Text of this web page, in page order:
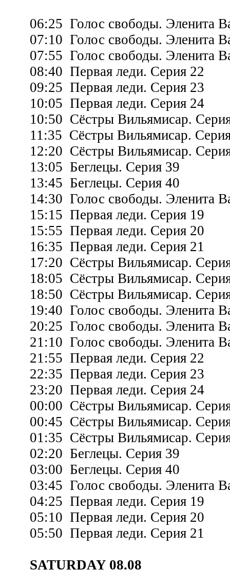
06:25 Голос свободы. Эленита
07:10 Голос свободы. Эленита
07:55 Голос свободы. Эленита
08:40 Первая леди. Серия 22
09:25 Первая леди. Серия 23
10:05 Первая леди. Серия 24
10:50 Сёстры Вильямисар.
11:35 Сёстры Вильямисар.
12:20 Сёстры Вильямисар.
13:05 Беглецы. Серия 39
13:45 Беглецы. Серия 40
14:30 Голос свободы. Эленита
15:15 Первая леди. Серия 19
15:55 Первая леди. Серия 20
16:35 Первая леди. Серия 21
17:20 Сёстры Вильямисар.
18:05 Сёстры Вильямисар.
18:50 Сёстры Вильямисар.
19:40 Голос свободы. Эленита
20:25 Голос свободы. Эленита
21:10 Голос свободы. Эленита
21:55 Первая леди. Серия 22
22:35 Первая леди. Серия 23
23:20 Первая леди. Серия 24
00:00 Сёстры Вильямисар.
00:45 Сёстры Вильямисар.
01:35 Сёстры Вильямисар.
02:20 Беглецы. Серия 39
03:00 Беглецы. Серия 40
03:45 Голос свободы. Эленита
04:25 Первая леди. Серия 19
05:10 Первая леди. Серия 20
05:50 Первая леди. Серия 21
SATURDAY 08.08